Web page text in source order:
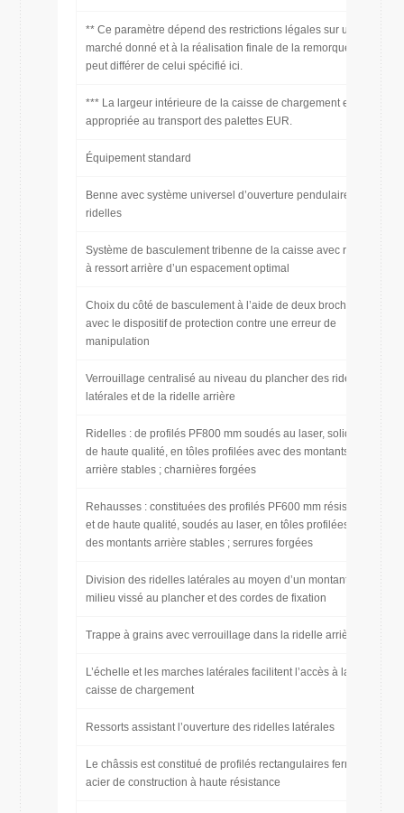
** Ce paramètre dépend des restrictions légales sur un
marché donné et à la réalisation finale de la remorque et
peut différer de celui spécifié ici.
*** La largeur intérieure de la caisse de chargement est
appropriée au transport des palettes EUR.
Équipement standard
Benne avec système universel d’ouverture pendulaire des
ridelles
Système de basculement tribenne de la caisse avec rotules
à ressort arrière d’un espacement optimal
Choix du côté de basculement à l’aide de deux broches
avec le dispositif de protection contre une erreur de
manipulation
Verrouillage centralisé au niveau du plancher des ridelles
latérales et de la ridelle arrière
Ridelles : de profilés PF800 mm soudés au laser, solides et
de haute qualité, en tôles profilées avec des montants
arrière stables ; charnières forgées
Rehausses : constituées des profilés PF600 mm résistants
et de haute qualité, soudés au laser, en tôles profilées ; avec
des montants arrière stables ; serrures forgées
Division des ridelles latérales au moyen d’un montant au
milieu vissé au plancher et des cordes de fixation
Trappe à grains avec verrouillage dans la ridelle arrière
L’échelle et les marches latérales facilitent l’accès à la
caisse de chargement
Ressorts assistant l’ouverture des ridelles latérales
Le châssis est constitué de profilés rectangulaires fermés en
acier de construction à haute résistance